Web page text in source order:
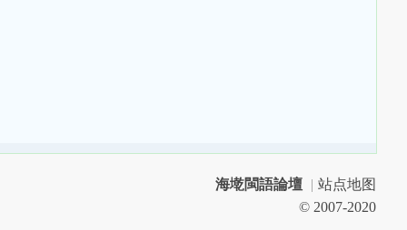
海墘閩語論壇 | 站点地图
© 2007-2020